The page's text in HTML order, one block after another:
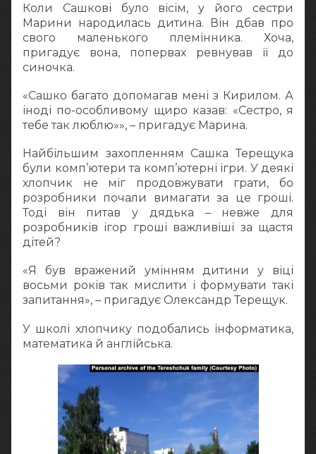
Коли Сашкові було вісім, у його сестри
Марини народилась дитина. Він дбав про
свого маленького племінника. Хоча,
пригадує вона, попервах ревнував її до
синочка.
«Сашко багато допомагав мені з Кирилом. А
іноді по-особливому щиро казав: «Сестро, я
тебе так люблю»», – пригадує Марина.
Найбільшим захопленням Сашка Терещука
були комп’ютери та комп’ютерні ігри. У деякі
хлопчик не міг продовжувати грати, бо
розробники почали вимагати за це гроші.
Тоді він питав у дядька – невже для
розробників ігор гроші важливіші за щастя
дітей?
«Я був вражений умінням дитини у віці
восьми років так мислити і формувати такі
запитання», – пригадує Олександр Терещук.
У школі хлопчику подобались інформатика,
математика й англійська.